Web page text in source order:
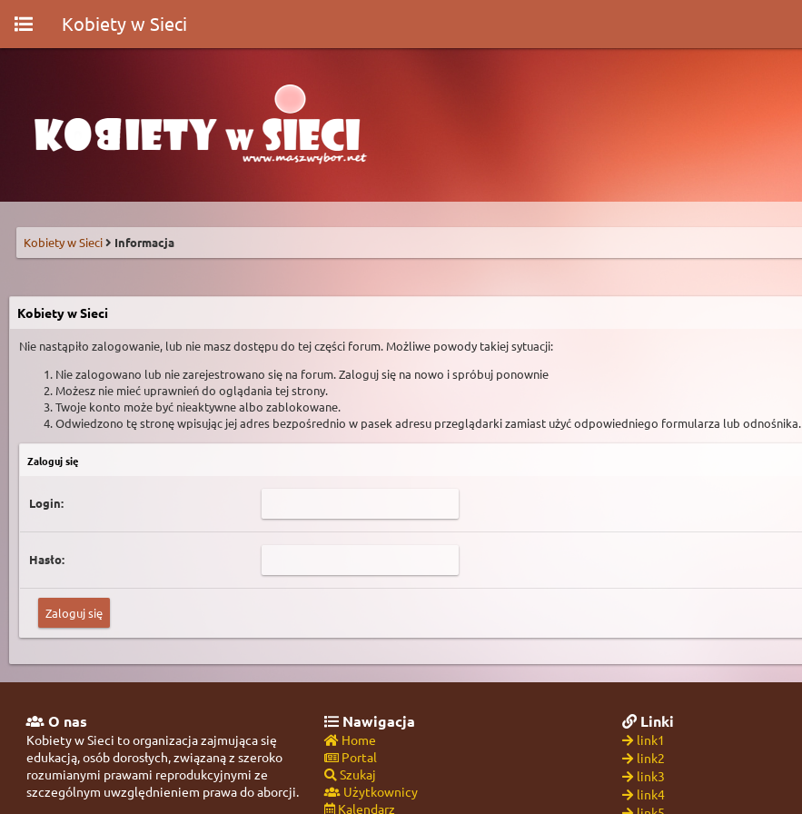
Kobiety w Sieci
Kobiety w Sieci Informacja
Kobiety w Sieci
Nie nastąpiło zalogowanie, lub nie masz dostępu do tej części forum. Możliwe powody takiej sytuacji:
Nie zalogowano lub nie zarejestrowano się na forum. Zaloguj się na nowo i spróbuj ponownie
Możesz nie mieć uprawnień do oglądania tej strony.
Twoje konto może być nieaktywne albo zablokowane.
Odwiedzono tę stronę wpisując jej adres bezpośrednio w pasek adresu przeglądarki zamiast użyć odpowiedniego formularza lub odnośnika.
Zaloguj się
Login:
Hasło:
O nas
Kobiety w Sieci to organizacja zajmująca się
edukacją, osób dorosłych, związaną z szeroko
rozumianymi prawami reprodukcyjnymi ze
szczególnym uwzględnieniem prawa do aborcji.
Nawigacja
Home
Portal
Szukaj
Użytkownicy
Kalendarz
Linki
link1
link2
link3
link4